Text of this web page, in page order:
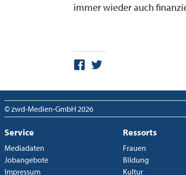
immer wieder auch
© zwd-Medien-GmbH 2026
Service
Mediadaten
Jobangebote
Impressum
Ressorts
Frauen
Bildung
Kultur